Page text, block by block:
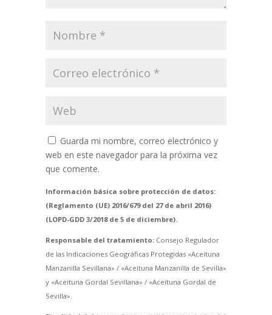
Guarda mi nombre, correo electrónico y
web en este navegador para la próxima vez
que comente.
Información básica sobre protección de datos:
(Reglamento (UE) 2016/679 del 27 de abril 2016)
(LOPD-GDD 3/2018 de 5 de diciembre).
Responsable del tratamiento:Consejo Regulador
de las Indicaciones Geográficas Protegidas «Aceituna
Manzanilla Sevillana» / «Aceituna Manzanilla de Sevilla»
y «Aceituna Gordal Sevillana» / «Aceituna Gordal de
Sevilla».